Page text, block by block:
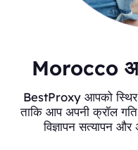
Morocco
BestProxy आपको स्थिर
ताकि आप अपनी क्रॉल गति
विज्ञापन सत्यापन